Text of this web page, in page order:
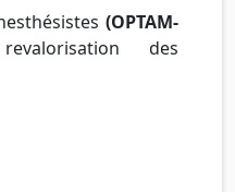
(OPTAM-
des